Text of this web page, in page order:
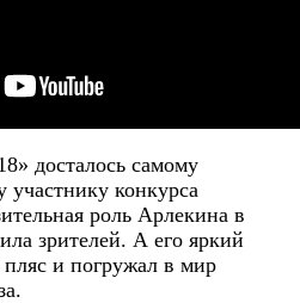
досталось самому
участнику конкурса
роль Арлекина в
зрителей. А его яркий
пляс и погружал в мир